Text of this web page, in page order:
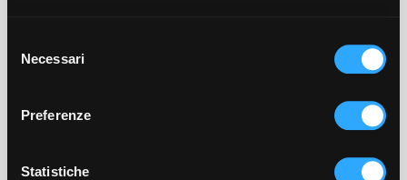
delNecessari
Preferenze
Statistiche
The link used to access may be invalid.
We recommend to property for a new